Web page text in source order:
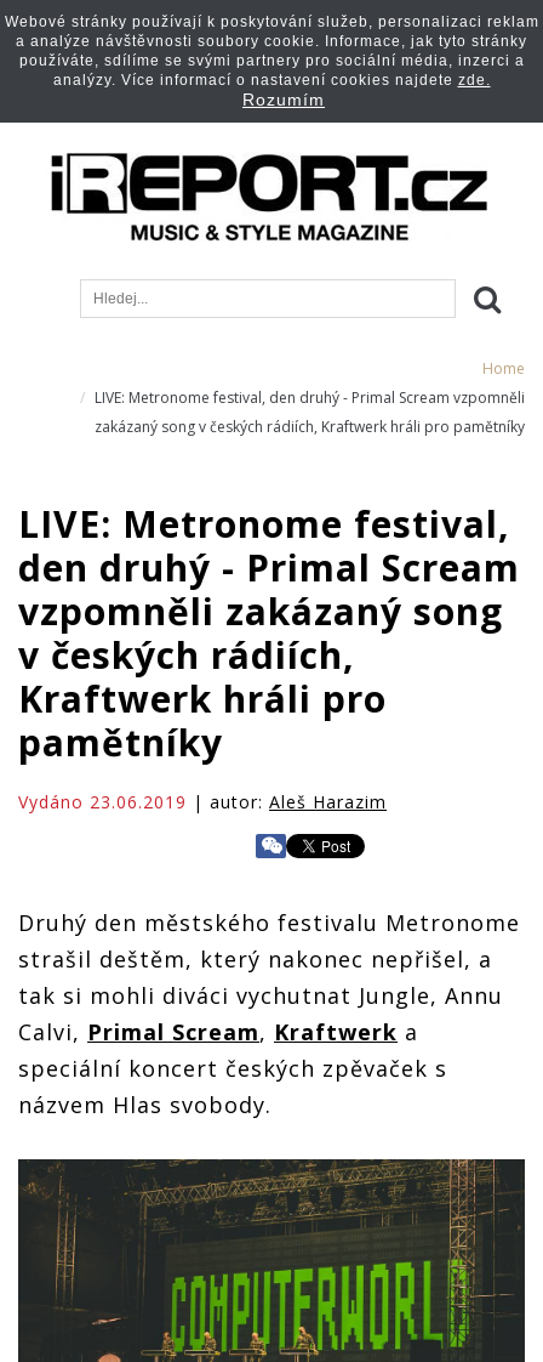
Home
LIVE: Metronome festival, den druhý - Primal Scream vzpomněli
zakázaný song v českých rádiích, Kraftwerk hráli pro pamětníky
LIVE: Metronome festival,
den druhý - Primal Scream
vzpomněli zakázaný song
v českých rádiích,
Kraftwerk hráli pro
pamětníky
Vydáno 23.06.2019 | autor: Aleš Harazim
Druhý den městského festivalu Metronome
strašil deštěm, který nakonec nepřišel, a
tak si mohli diváci vychutnat Jungle, Annu
Calvi, Primal Scream, Kraftwerk a
speciální koncert českých zpěvaček s
názvem Hlas svobody.
Webové stránky používají k poskytování služeb, personalizaci reklam
a analýze návštěvnosti soubory cookie. Informace, jak tyto stránky
používáte, sdílíme se svými partnery pro sociální média, inzerci a
analýzy. Více informací o nastavení cookies najdete zde.
Rozumím